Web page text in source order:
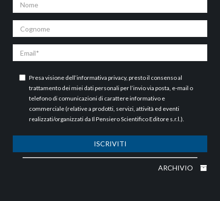
Presa visione dell’informativa privacy, presto il consenso al
trattamento dei miei dati personali per l’invio via posta, e-mail o
telefono di comunicazioni di carattere informativo e
commerciale (relative a prodotti, servizi, attività ed eventi
realizzati/organizzati da Il Pensiero Scientifico Editore s.r.l.).
ISCRIVITI
ARCHIVIO